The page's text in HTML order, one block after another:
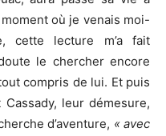
où je venais moi-
cette lecture m’a fait
le chercher encore
compris de lui. Et puis
leur démesure,
d’aventure, « avec